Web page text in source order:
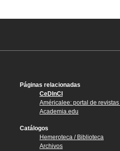
Páginas relacionadas
CeDInCI
Américalee: portal de
Academia.edu
Catálogos
Hemeroteca / Biblioteca
Archivos